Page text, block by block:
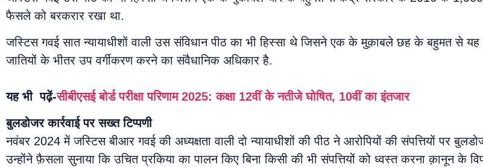
फैसले को बरकरार रखा था.
जस्टिस गवई सात न्यायाधीशों वाली उस संविधान पीठ का भी हिस्सा थे जिसने एक के मुक़ाबले छह के बहुमत से
जातियों के भीतर उप वर्गीकरण करने का संवैधानिक अधिकार है.
यह भी पढ़ें-सीबीएसई बोर्ड परीक्षा परिणाम 2025: कक्षा 12वीं के नतीजे घोषित, 10वीं का इंतजार
बुलडोजर कार्रवाई पर सख्त टिप्पणी
नवंबर 2024 में जस्टिस बीआर गवई की अध्यक्षता वाली दो न्यायाधीशों की पीठ ने आरोपियों की संपत्तियों पर
उन्होंने फ़ैसला सुनाया कि उचित प्रकिया का पालन किए बिना किसी की भी संपत्तियों को ध्वस्त करना क़ानून के